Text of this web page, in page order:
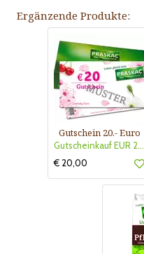
Ergänzende Produkte:
Gutschein 20.- Euro
Gutscheinkauf EUR 20.-
€ 20,00